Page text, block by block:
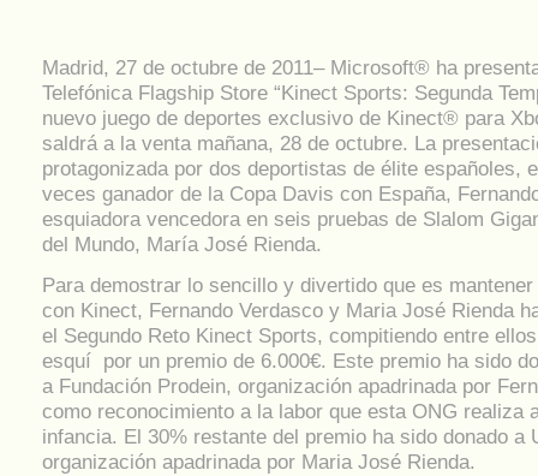
Madrid, 27 de octubre de 2011– Microsoft® ha
Telefónica Flagship Store “Kinect Sports: Segunda
nuevo juego de deportes exclusivo de Kinect® para
saldrá a la venta mañana, 28 de octubre. La
protagonizada por dos deportistas de élite españoles,
veces ganador de la Copa Davis con España,
esquiadora vencedora en seis pruebas de Slalom
del Mundo, María José Rienda.
Para demostrar lo sencillo y divertido que es
con Kinect, Fernando Verdasco y Maria José Rienda
el Segundo Reto Kinect Sports, compitiendo entre
esquí por un premio de 6.000€. Este premio ha sido
a Fundación Prodein, organización apadrinada por
como reconocimiento a la labor que esta ONG realiza
infancia. El 30% restante del premio ha sido donado a
organización apadrinada por Maria José Rienda.